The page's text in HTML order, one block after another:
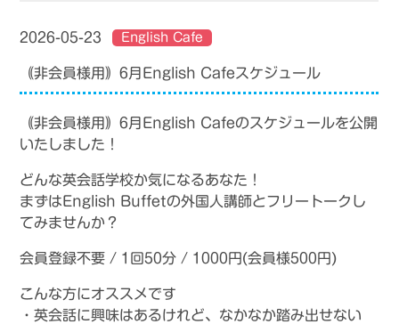
2026-05-23 English Cafe
｟非会員様用｠6月English Cafeスケジュール
｟非会員様用｠6月English Cafeのスケジュールを公開
いたしました！
どんな英会話学校か気になるあなた！
まずはEnglish Buffetの外国人講師とフリートークし
てみませんか？
会員登録不要 / 1回50分 / 1000円(会員様500円)
こんな方にオススメです
・英会話に興味はあるけれど、なかなか踏み出せない